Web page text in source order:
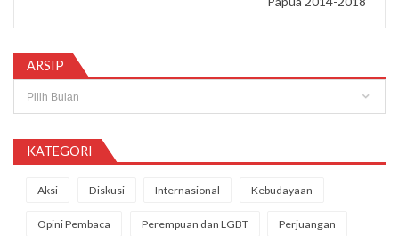
ARSIP
KATEGORI
Aksi Diskusi Internasional Kebudayaan
Opini Pembaca Perempuan dan LGBT Perjuangan